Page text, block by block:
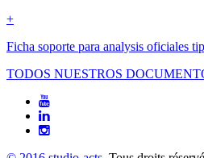
+
Ficha soporte para analysis oficiales
TODOS NUESTROS